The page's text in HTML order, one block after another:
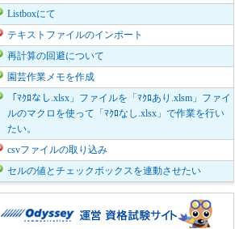
Listboxにて
テキストファイルのインポート
再計算の回避について
園芸作業メモを作成
「ﾏｸﾛなし.xlsx」ファイルを「ﾏｸﾛあり.xlsm」ファイ
ルのマクロを使って「ﾏｸﾛなし.xlsx」で作業を行い
たい。
csvファイルの取り込み
セルの値とチェックボックスを連動させたい